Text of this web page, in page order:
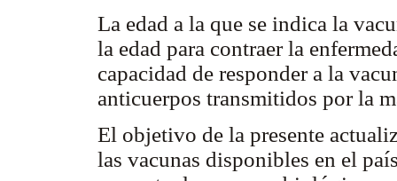
La edad a la que se indica la
la edad para contraer la
capacidad de responder a la
anticuerpos transmitidos por la
El objetivo de la presente
las vacunas disponibles en el